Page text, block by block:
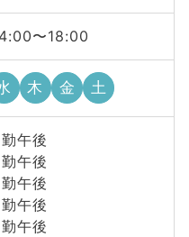
〜18:00
木 金 土
午後
午後
午後
午後
午後